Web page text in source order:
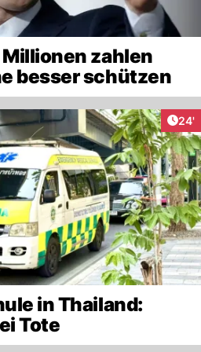
zahlen
besser schützen
24'
in Thailand:
Tote